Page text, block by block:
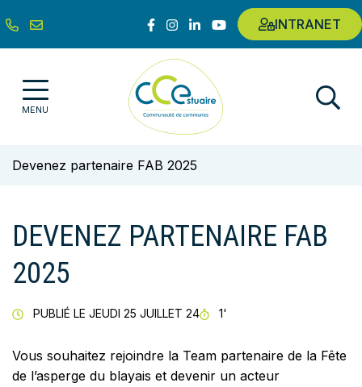
au
contenu
Lien vers le compte Facebook
Lien vers le compte Instagram
Lien vers le compte Linkedin
Lien vers la chaîne Youtube
INTRANET
MENU Communauté de communes de
Devenez partenaire FAB 2025
DEVENEZ PARTENAIRE FAB
2025
PUBLIÉ LE JEUDI 25 JUILLET 24 TEMPS DE LECTURE
1'
Vous souhaitez rejoindre la Team partenaire de la Fête
de l’asperge du blayais et devenir un acteur